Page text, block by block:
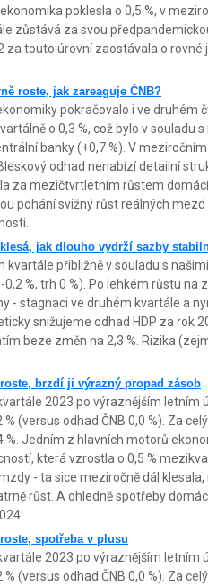
poklesla o 0,5 %, v
zůstává za svou
za touto úrovní zaostávala o rovné
roste, jak zareaguje ČNB?
pokračovalo i ve druhém
o 0,3 %, což bylo v souladu
banky (+0,7 %). V
odhad nenabízí detailní
za mezičtvrtletním růstem
pohání svižný růst reálných
jak dlouho vydrží sazby
přibližně v souladu s
%, trh 0 %). Po lehkém růstu na
- stagnaci ve druhém kvartále a
snižujeme odhad HDP za rok
beze změn na 2,3 %. Rizika
brzdí ji výrazný propad zásob
2023 po výraznějším letním
(versus odhad ČNB 0,0 %). Za
%. Jedním z hlavních motorů
která vzrostla o 0,5 %
- ta sice meziročně dál
růst. A ohledně spotřeby
spotřeba v plusu
2023 po výraznějším letním
(versus odhad ČNB 0,0 %). Za